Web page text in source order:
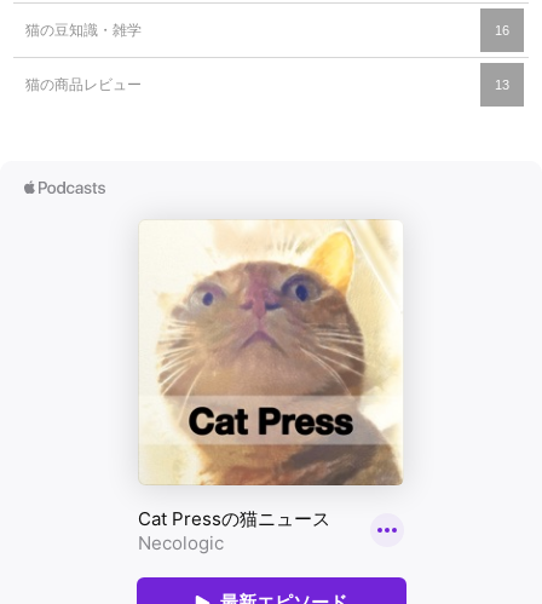
猫の豆知識・雑学 16
猫の商品レビュー 13